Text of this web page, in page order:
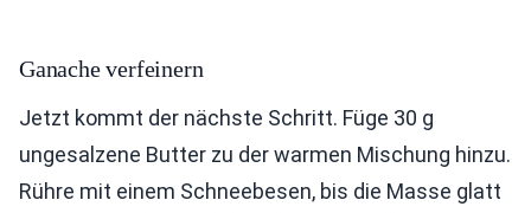
Ganache verfeinern
Jetzt kommt der nächste Schritt. Füge 30 g
ungesalzene Butter zu der warmen Mischung hinzu.
Rühre mit einem Schneebesen, bis die Masse glatt